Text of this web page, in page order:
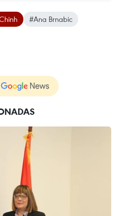
#Ana Brnabic